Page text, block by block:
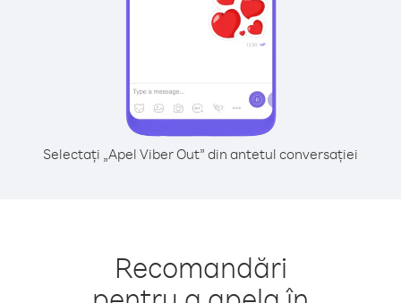
Selectați „Apel Viber Out” din antetul conversației
Recomandări